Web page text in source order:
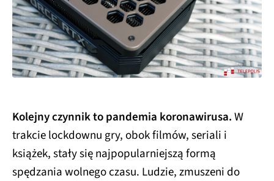
Kolejny czynnik to pandemia koronawirusa.W
trakcie lockdownu gry, obok filmów, seriali i
książek, stały się najpopularniejszą formą
spędzania wolnego czasu. Ludzie, zmuszeni do